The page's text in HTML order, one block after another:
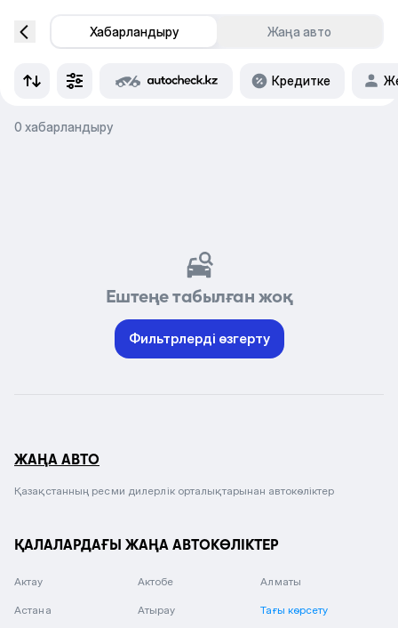
Хабарландыру Жаңа авто
Кредитке
0 хабарландыру
Ештеңе табылған жоқ
Фильтрлерді өзгерту
ЖАҢА АВТО
Қазақстанның ресми дилерлік орталықтарынан автокөліктер
ҚАЛАЛАРДАҒЫ ЖАҢА АВТОКӨЛІКТЕР
Актау Актобе Алматы
Астана Атырау Тағы көрсету